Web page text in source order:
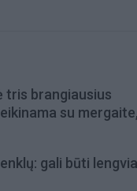
tris brangiausius
su
gali būti